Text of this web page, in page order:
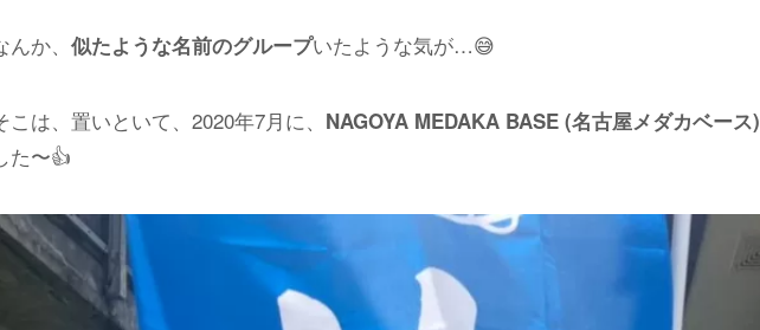
か、 似たような名前のグループいたような気が…😅
こは、置いといて、2020年7月に、 NAGOYA MEDAKA BASE (名古屋メダカベース)
た〜👍